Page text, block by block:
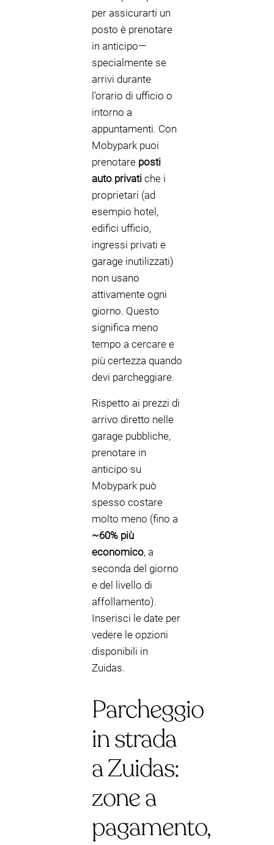
per assicurarti un
posto è prenotare
in anticipo—
specialmente se
arrivi durante
l'orario di ufficio o
intorno a
appuntamenti. Con
Mobypark puoi
prenotare posti
auto privati che i
proprietari (ad
esempio hotel,
edifici ufficio,
ingressi privati e
garage inutilizzati)
non usano
attivamente ogni
giorno. Questo
significa meno
tempo a cercare e
più certezza quando
devi parcheggiare.
Rispetto ai prezzi di
arrivo diretto nelle
garage pubbliche,
prenotare in
anticipo su
Mobypark può
spesso costare
molto meno (fino a
~60% più
economico, a
seconda del giorno
e del livello di
affollamento).
Inserisci le date per
vedere le opzioni
disponibili in
Zuidas.
Parcheggio
in strada
a Zuidas:
zone a
pagamento,